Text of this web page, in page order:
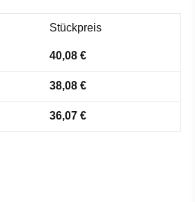
Stückpreis
40,08 €
38,08 €
36,07 €